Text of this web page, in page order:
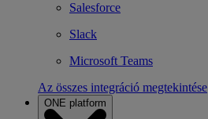
Salesforce
Slack
Microsoft Teams
Az összes integráció megtekintése
ONE platform